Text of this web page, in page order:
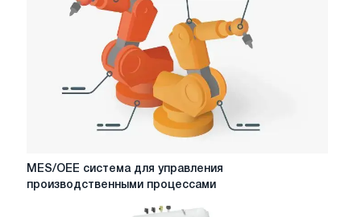
дровокол
MES/OEE
MES/OEE система для управления
производственными процессами